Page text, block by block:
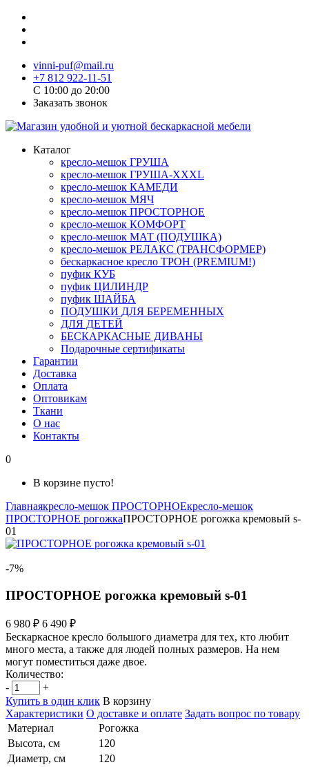
vinni-puf@mail.ru
+7 812 922-11-51
C 10:00 до 20:00
Заказать звонок
Каталог
кресло-мешок ГРУША
кресло-мешок ГРУША-XXXL
кресло-мешок КАМЕДИ
кресло-мешок МЯЧ
кресло-мешок ПРОСТОРНОЕ
кресло-мешок КОМФОРТ
кресло-мешок МАТ (ПОДУШКА)
кресло-мешок РЕЛАКС (ТРАНСФОРМЕР)
бескаркасное кресло ТРОН (PREMIUM!)
пуфик КУБ
пуфик ЦИЛИНДР
пуфик ШАЙБА
ПОДУШКИ ДЛЯ БЕРЕМЕННЫХ
ДЛЯ ДЕТЕЙ
БЕСКАРКАСНЫЕ ДИВАНЫ
Подарочные сертификаты
Гарантии
Доставка
Оплата
Оптовикам
Ткани
О нас
Контакты
0
В корзине пусто!
Главнаякресло-мешок ПРОСТОРНОЕкресло-мешок
ПРОСТОРНОЕ рогожкаПРОСТОРНОЕ рогожка кремовый s-
01
-7%
ПРОСТОРНОЕ рогожка кремовый s-01
6 980 ₽ 6 490 ₽
Бескаркасное кресло большого диаметра для тех, кто любит
много места, а также для людей полных размеров. На нем
могут поместиться даже двое.
Количество:
-
+
Купить в один клик В корзину
Характеристики О доставке и оплате Задать вопрос по товару
Материал
Рогожка
Высота, см
120
Диаметр, см
120